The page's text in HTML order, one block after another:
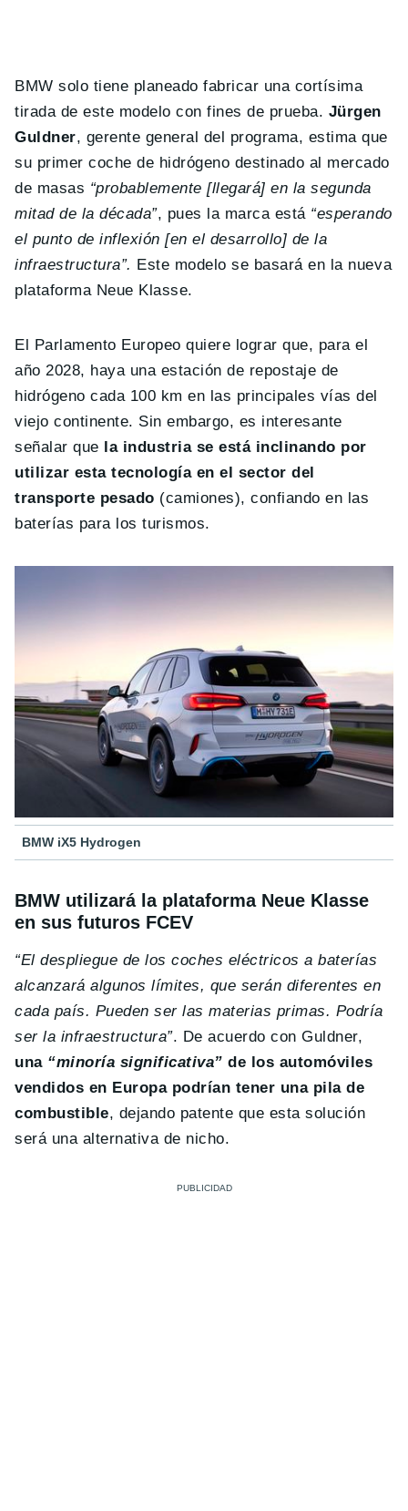
BMW solo tiene planeado fabricar una cortísima
tirada de este modelo con fines de prueba. Jürgen
Guldner, gerente general del programa, estima que
su primer coche de hidrógeno destinado al mercado
de masas “probablemente [llegará] en la segunda
mitad de la década”, pues la marca está “esperando
el punto de inflexión [en el desarrollo] de la
infraestructura”. Este modelo se basará en la nueva
plataforma Neue Klasse.
El Parlamento Europeo quiere lograr que, para el
año 2028, haya una estación de repostaje de
hidrógeno cada 100 km en las principales vías del
viejo continente. Sin embargo, es interesante
señalar que la industria se está inclinando por
utilizar esta tecnología en el sector del
transporte pesado (camiones), confiando en las
baterías para los turismos.
BMW iX5 Hydrogen
BMW utilizará la plataforma Neue Klasse
en sus futuros FCEV
“El despliegue de los coches eléctricos a baterías
alcanzará algunos límites, que serán diferentes en
cada país. Pueden ser las materias primas. Podría
ser la infraestructura”. De acuerdo con Guldner,
una “minoría significativa” de los automóviles
vendidos en Europa podrían tener una pila de
combustible, dejando patente que esta solución
será una alternativa de nicho.